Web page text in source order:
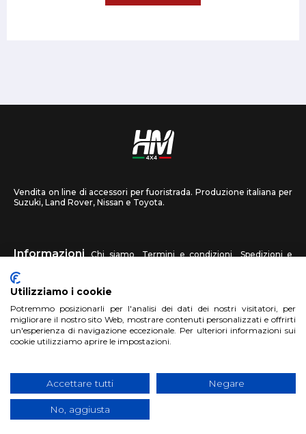
Vendita on line di accessori per fuoristrada. Produzione italiana per
Suzuki, Land Rover, Nissan e Toyota.
Informazioni Chi siamo Termini e condizioni
Spedizioni e
recessi
HM4X4 FAQ Centri assistenza Invia una foto
Account Registrati Accedi
Copyright 2018 HM4X4 FACTO S.R.L.
Cookies Policy
| Sito realizzato da
Utilizziamo i cookie
Potremmo posizionarli per l'analisi dei dati dei nostri visitatori, per
migliorare il nostro sito Web, mostrare contenuti personalizzati e offrirti
un'esperienza di navigazione eccezionale. Per ulteriori informazioni sui
cookie utilizziamo aprire le impostazioni.
Accettare tutti Negare
No, aggiusta